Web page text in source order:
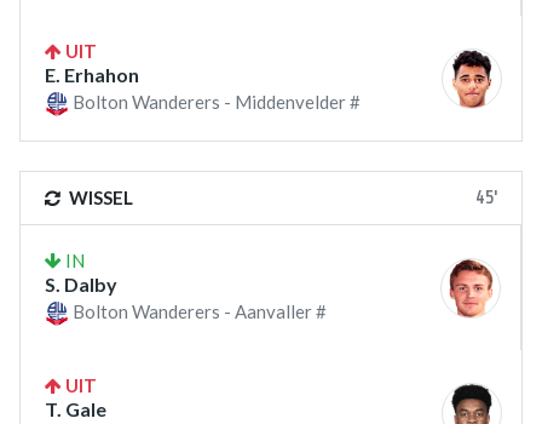
UIT
E. Erhahon
Bolton Wanderers - Middenvelder #
WISSEL 45'
IN
S. Dalby
Bolton Wanderers - Aanvaller #
UIT
T. Gale